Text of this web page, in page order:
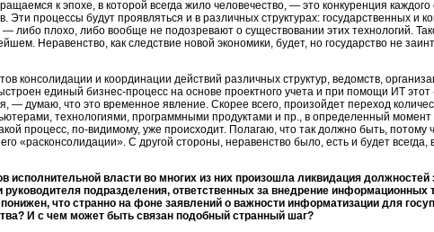
к эпохе, в которой всегда жило человечество, — это конкуренция
Эти процессы будут проявляться и в различных структурах: государственных и
плохо, либо вообще не подозревают о существовании этих технологий.
Неравенство, как следствие новой экономики, будет, но государство не
и координации действий различных структур, ведомств,
единый бизнес-процесс на основе проектного учета и при помощи ИТ
— думаю, что это временное явление. Скорее всего, произойдет переход
технологиями, программными продуктами и пр., в определенный момент
процесс, по-видимому, уже происходит. Полагаю, что так должно быть, потому
«расконсолидации». С другой стороны, неравенство было, есть и будет всегда,
власти во многих из них произошла ликвидация должностей
подразделения, ответственных за внедрение информационных
что странно на фоне заявлений о важности информатизации для
И с чем может быть связан подобный странный шаг?